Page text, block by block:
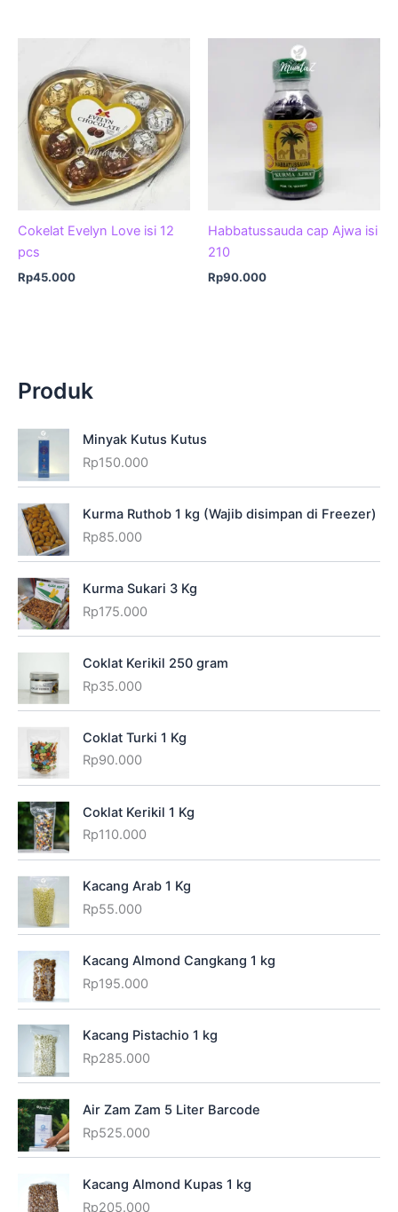
Cokelat Evelyn Love isi 12
pcs
Rp45.000
Habbatussauda cap Ajwa isi
210
Rp90.000
Produk
Minyak Kutus Kutus
Rp150.000
Kurma Ruthob 1 kg (Wajib disimpan di Freezer)
Rp85.000
Kurma Sukari 3 Kg
Rp175.000
Coklat Kerikil 250 gram
Rp35.000
Coklat Turki 1 Kg
Rp90.000
Coklat Kerikil 1 Kg
Rp110.000
Kacang Arab 1 Kg
Rp55.000
Kacang Almond Cangkang 1 kg
Rp195.000
Kacang Pistachio 1 kg
Rp285.000
Air Zam Zam 5 Liter Barcode
Rp525.000
Kacang Almond Kupas 1 kg
Rp205.000